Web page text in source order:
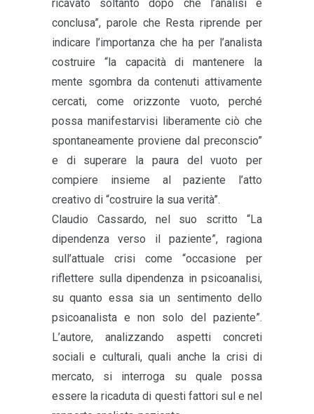
ricavato soltanto dopo che l’analisi è
conclusa”, parole che Resta riprende per
indicare l’importanza che ha per l’analista
costruire “la capacità di mantenere la
mente sgombra da contenuti attivamente
cercati, come orizzonte vuoto, perché
possa manifestarvisi liberamente ciò che
spontaneamente proviene dal preconscio”
e di superare la paura del vuoto per
compiere insieme al paziente l’atto
creativo di “costruire la sua verità”.
Claudio Cassardo, nel suo scritto “La
dipendenza verso il paziente”, ragiona
sull’attuale crisi come “occasione per
riflettere sulla dipendenza in psicoanalisi,
su quanto essa sia un sentimento dello
psicoanalista e non solo del paziente”.
L’autore, analizzando aspetti concreti
sociali e culturali, quali anche la crisi di
mercato, si interroga su quale possa
essere la ricaduta di questi fattori sul e nel